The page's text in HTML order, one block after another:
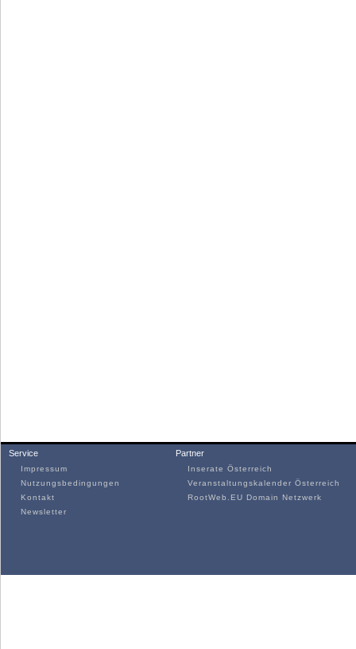
Service
Impressum
Nutzungsbedingungen
Kontakt
Newsletter
Partner
Inserate Österreich
Veranstaltungskalender Österreich
RootWeb.EU Domain Netzwerk